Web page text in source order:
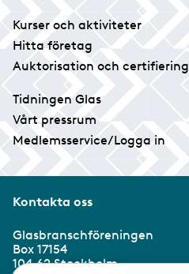
Kurser och aktiviteter
Hitta företag
Auktorisation och certifiering
Tidningen Glas
Vårt pressrum
Medlemsservice/Logga in
Kontakta oss
Glasbranschföreningen
Box 17154
104 62 Stockholm